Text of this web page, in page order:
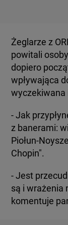
Żeglarze z
powitali
dopiero
wpływająca
wyczekiwana
- Jak
z banerami:
Piołun-
Chopin".
- Jest
są i wrażenia
komentuje